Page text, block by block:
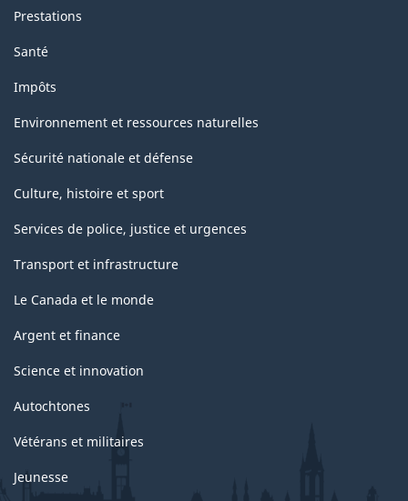
Prestations
Santé
Impôts
Environnement et ressources naturelles
Sécurité nationale et défense
Culture, histoire et sport
Services de police, justice et urgences
Transport et infrastructure
Le Canada et le monde
Argent et finance
Science et innovation
Autochtones
Vétérans et militaires
Jeunesse